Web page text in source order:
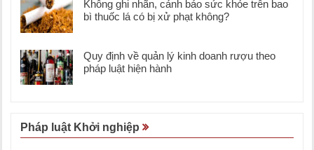
Không ghi nhãn, cảnh báo sức khỏe trên bao
bì thuốc lá có bị xử phạt không?
Quy định về quản lý kinh doanh rượu theo
pháp luật hiện hành
Pháp luật Khởi nghiệp